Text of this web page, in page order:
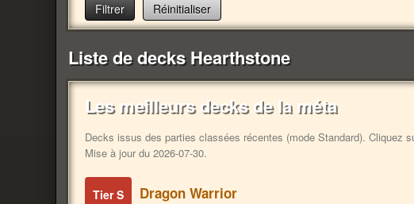
Réinitialiser
Liste de decks Hearthstone
Les meilleurs decks de la méta
Decks issus des parties classées récentes (mode Standard). Cliquez
Mise à jour du 2026-07-30.
Tier S Dragon Warrior